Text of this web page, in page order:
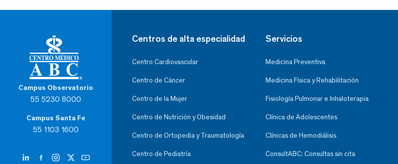
Campus Observatorio
55 5230 8000
Campus Santa Fe
55 1103 1600
Centros de alta especialidad
Centro Cardiovascular
Centro de Cáncer
Centro de la Mujer
Centro de Nutrición y Obesidad
Centro de Ortopedia y Traumatología
Centro de Pediatría
Servicios
Medicina Preventiva
Medicina Física y Rehabilitación
Fisiología Pulmonar e Inhaloterapia
Clínica de Adolescentes
Clínicas de Hemodiálisis
ConsultABC: Consultas sin cita